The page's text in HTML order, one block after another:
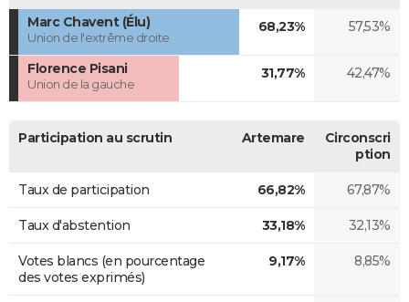
Marc Chavent (Élu)
Union de l'extrême droite
68,23% 57,53%
Florence Pisani
Union de la gauche
31,77% 42,47%
Participation au scrutin Artemare
Circonscri
ption
Taux de participation 66,82% 67,87%
Taux d'abstention 33,18% 32,13%
Votes blancs (en pourcentage
des votes exprimés)
9,17% 8,85%